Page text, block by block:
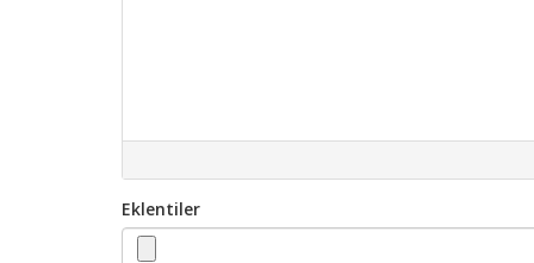
Eklentiler